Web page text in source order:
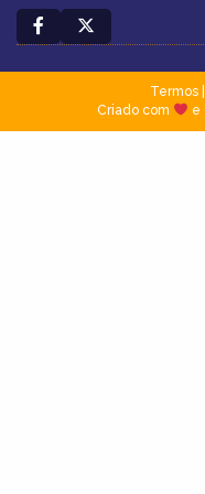
Termos|
Criado com
e